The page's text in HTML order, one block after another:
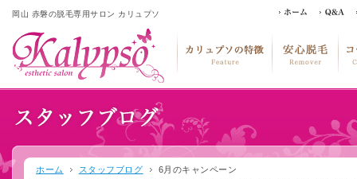
岡山 赤磐の脱毛専用サロン カリュプソ
ホーム スタッフブログ 6月のキャンペーン